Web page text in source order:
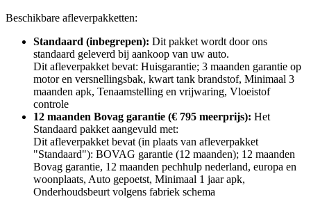
Beschikbare afleverpakketten:
Standaard (inbegrepen): Dit pakket wordt door ons
standaard geleverd bij aankoop van uw auto.
Dit afleverpakket bevat: Huisgarantie; 3 maanden garantie op
motor en versnellingsbak, kwart tank brandstof, Minimaal 3
maanden apk, Tenaamstelling en vrijwaring, Vloeistof
controle
12 maanden Bovag garantie (€ 795 meerprijs): Het
Standaard pakket aangevuld met:
Dit afleverpakket bevat (in plaats van afleverpakket
"Standaard"): BOVAG garantie (12 maanden); 12 maanden
Bovag garantie, 12 maanden pechhulp nederland, europa en
woonplaats, Auto gepoetst, Minimaal 1 jaar apk,
Onderhoudsbeurt volgens fabriek schema